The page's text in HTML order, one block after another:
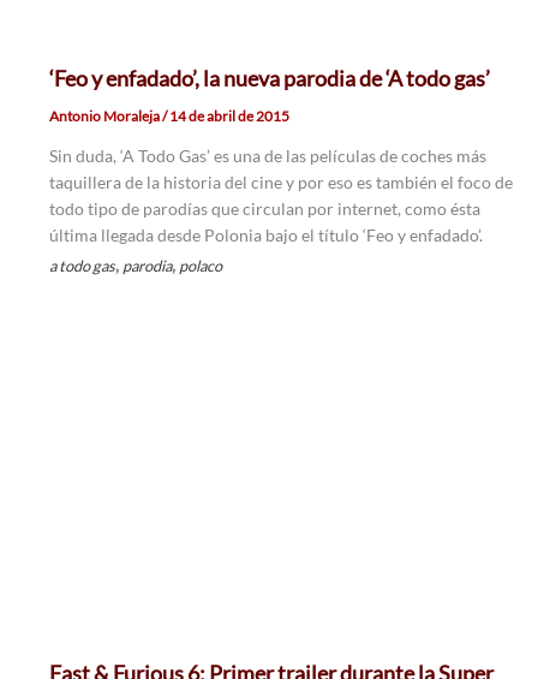
‘Feo y enfadado’, la nueva parodia de ‘A todo gas’
Antonio Moraleja/14 de abril de 2015
Sin duda, ‘A Todo Gas’ es una de las películas de coches más
taquillera de la historia del cine y por eso es también el foco de
todo tipo de parodías que circulan por internet, como ésta
última llegada desde Polonia bajo el título ‘Feo y enfadado’.
a todo gas, parodia, polaco
Fast & Furious 6: Primer trailer durante la Super